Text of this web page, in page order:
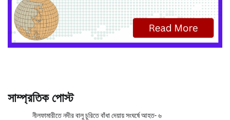
সাম্প্রতিক পোস্ট
নীলফামারীতে নদীর বালু চুরিতে বাঁধা দেয়ায় সংঘর্ষে আহত- ৬